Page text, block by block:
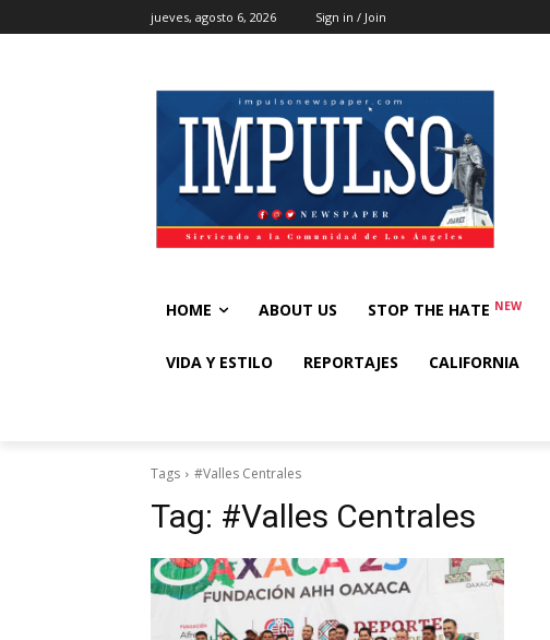
jueves, agosto 6, 2026 Sign in / Join
HOME ABOUT US STOP THE HATE NEW
VIDA Y ESTILO REPORTAJES CALIFORNIA
Tags #Valles Centrales
Tag: #Valles Centrales